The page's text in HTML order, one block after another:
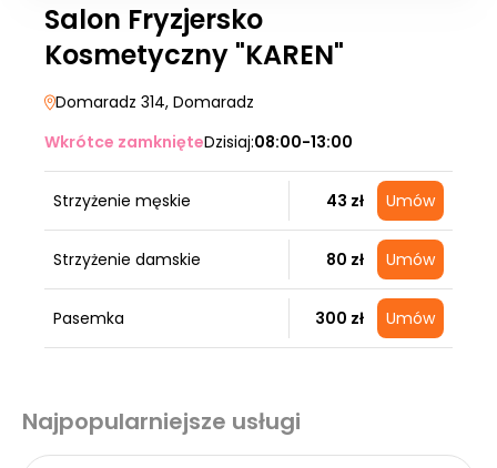
Salon Fryzjersko
Kosmetyczny "KAREN"
Domaradz 314, Domaradz
Wkrótce zamknięteDzisiaj:08:00-13:00
Strzyżenie męskie 43 zł Umów
Strzyżenie damskie 80 zł Umów
Pasemka 300 zł Umów
Najpopularniejsze usługi